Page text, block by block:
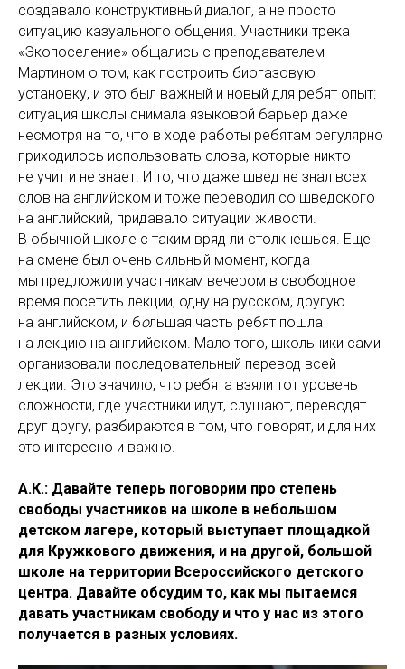
создавало конструктивный диалог, а не просто
ситуацию казуального общения. Участники трека
«Экопоселение» общались с преподавателем
Мартином о том, как построить биогазовую
установку, и это был важный и новый для ребят опыт:
ситуация школы снимала языковой барьер даже
несмотря на то, что в ходе работы ребятам регулярно
приходилось использовать слова, которые никто
не учит и не знает. И то, что даже швед не знал всех
слов на английском и тоже переводил со шведского
на английский, придавало ситуации живости.
В обычной школе с таким вряд ли столкнешься. Еще
на смене был очень сильный момент, когда
мы предложили участникам вечером в свободное
время посетить лекции, одну на русском, другую
на английском, и большая часть ребят пошла
на лекцию на английском. Мало того, школьники сами
организовали последовательный перевод всей
лекции. Это значило, что ребята взяли тот уровень
сложности, где участники идут, слушают, переводят
друг другу, разбираются в том, что говорят, и для них
это интересно и важно.
А.К.: Давайте теперь поговорим про степень
свободы участников на школе в небольшом
детском лагере, который выступает площадкой
для Кружкового движения, и на другой, большой
школе на территории Всероссийского детского
центра. Давайте обсудим то, как мы пытаемся
давать участникам свободу и что у нас из этого
получается в разных условиях.